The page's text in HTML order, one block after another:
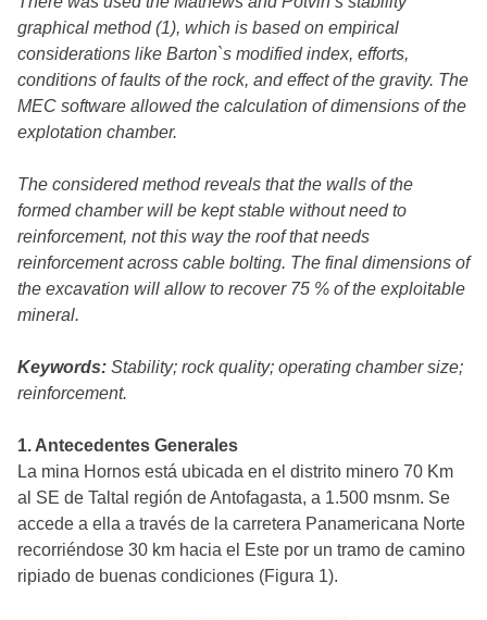
graphical method (1), which is based on empirical
considerations like Barton`s modified index, efforts,
conditions of faults of the rock, and effect of the gravity. The
MEC software allowed the calculation of dimensions of the
explotation chamber.
The considered method reveals that the walls of the
formed chamber will be kept stable without need to
reinforcement, not this way the roof that needs
reinforcement across cable bolting. The final dimensions of
the excavation will allow to recover 75 % of the exploitable
mineral.
Keywords: Stability; rock quality; operating chamber size;
reinforcement.
1. Antecedentes Generales
La mina Hornos está ubicada en el distrito minero 70 Km
al SE de Taltal región de Antofagasta, a 1.500 msnm. Se
accede a ella a través de la carretera Panamericana Norte
recorriéndose 30 km hacia el Este por un tramo de camino
ripiado de buenas condiciones (Figura 1).